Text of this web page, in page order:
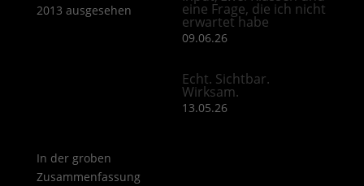
2013 ausgesehen
In der groben
Zusammenfassung
eine Frage, die ich nicht
erwartet habe
09.06.26
Echt. Sichtbar.
Wirksam.
13.05.26